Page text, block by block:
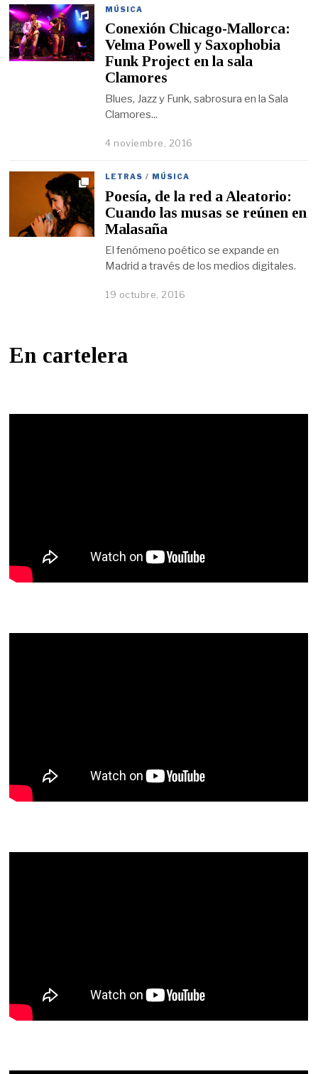
MÚSICA
Conexión Chicago-Mallorca:
Velma Powell y Saxophobia
Funk Project en la sala
Clamores
Blues, Jazz y Funk, sabrosura en la Sala
Clamores...
4 noviembre, 2016
LETRAS / MÚSICA
Poesía, de la red a Aleatorio:
Cuando las musas se reúnen en
Malasaña
El fenómeno poético se expande en
Madrid a través de los medios digitales.
19 octubre, 2016
En cartelera